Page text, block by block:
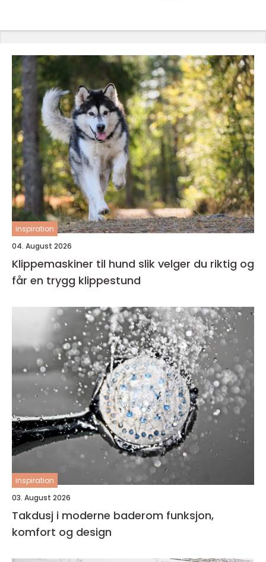
inspiration
04. August 2026
Klippemaskiner til hund slik velger du riktig og
får en trygg klippestund
inspiration
03. August 2026
Takdusj i moderne baderom funksjon,
komfort og design